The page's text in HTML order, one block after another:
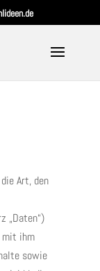
Art, den
„Daten“)
mit ihm
sowie